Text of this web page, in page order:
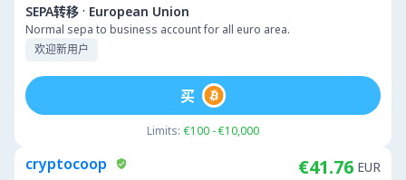
SEPA转移 · European Union
Normal sepa to business account for all euro area.
欢迎新用户
Limits: €100 - €10,000
买
cryptocoop €41.76 EUR